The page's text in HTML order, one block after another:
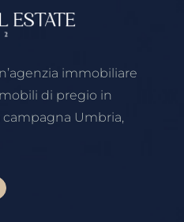
immobiliare
di pregio in
Umbria,